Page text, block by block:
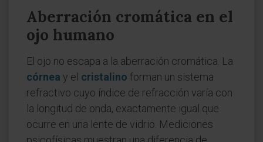
Aberración cromática en el
ojo humano
El ojo no escapa a la aberración cromática. La
córnea y el cristalino forman un sistema
refractivo cuyo índice de refracción varía con
la longitud de onda, exactamente igual que
ocurre en una lente de vidrio. Mediciones